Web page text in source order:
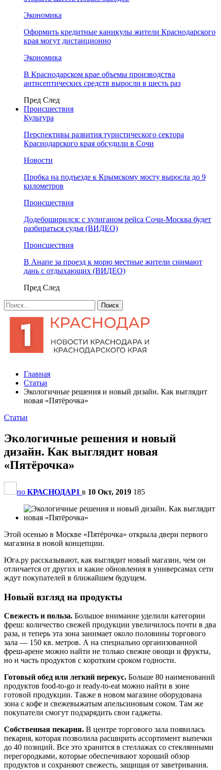
Экономика
Оформить кредитные каникулы жители Краснодарского
края могут дистанционно
Экономика
В Краснодарском крае объемы производства
антисептических средств выросли в шесть раз
Пред След
Происшествия
Культура
Перспективы развития туристического сектора
Краснодарского края обсудили в Сочи
Новости
Пробка на подъезде к Крымскому мосту выросла до 9
километров
Происшествия
Додебоширился: с хулиганом рейса Сочи-Москва будет
разбираться судья (ВИДЕО)
Происшествия
В Анапе за проезд к морю местные жители снимают
дань с отдыхающих (ВИДЕО)
Пред След
Главная
Статьи
Экологичные решения и новый дизайн. Как выглядит
новая «Пятёрочка»
Статьи
Экологичные решения и новый
дизайн. Как выглядит новая
«Пятёрочка»
по КРАСНОДАР1 в 10 Окт, 2019 185
Этой осенью в Москве «Пятёрочка» открыла двери первого
магазина в новой концепции.
Юга.ру рассказывают, как выглядит новый магазин, чем он
отличается от других и какие обновления в универсамах сети
ждут покупателей в ближайшем будущем.
Новый взгляд на продукты
Свежесть и польза. Большое внимание уделили категории
фреш: количество свежей продукции увеличилось почти в два
раза, и теперь эта зона занимает около половины торгового
зала — 150 кв. метров. А на специально организованной
фреш-арене можно найти не только свежие овощи и фрукты,
но и часть продуктов c коротким сроком годности.
Готовый обед или легкий перекус. Больше 80 наименований
продуктов food-to-go и ready-to-eat можно найти в зоне
готовой продукции. Также в новом магазине оборудована
зона с кофе и свежевыжатым апельсиновым соком. Там же
покупатели смогут подзарядить свои гаджеты.
Собственная пекарня. В центре торгового зала появилась
пекарня, которая позволила расширить ассортимент выпечки
до 40 позиций. Все это хранится в стеллажах со стеклянными
перегородками, которые обеспечивают хороший обзор
продуктов и сохраняют свежесть, защищая от заветривания.